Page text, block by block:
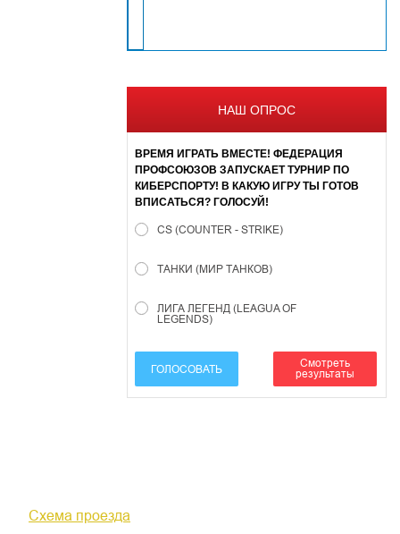
НАШ ОПРОС
ВРЕМЯ ИГРАТЬ ВМЕСТЕ! ФЕДЕРАЦИЯ
ПРОФСОЮЗОВ ЗАПУСКАЕТ ТУРНИР ПО
КИБЕРСПОРТУ! В КАКУЮ ИГРУ ТЫ ГОТОВ
ВПИСАТЬСЯ? ГОЛОСУЙ!
CS (COUNTER - STRIKE)
ТАНКИ (МИР ТАНКОВ)
ЛИГА ЛЕГЕНД (LEAGUA OF
LEGENDS)
ГОЛОСОВАТЬ
Смотреть
результаты
Схема проезда